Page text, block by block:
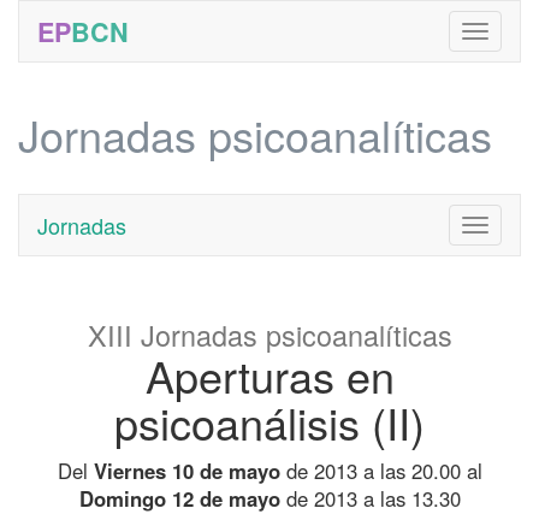
EPBCN
Jornadas psicoanalíticas
Toggle
Jornadas
XIII Jornadas psicoanalíticas
Aperturas en
psicoanálisis (II)
Del Viernes 10 de mayode 2013 a las 20.00 al
Domingo 12 de mayode 2013 a las 13.30